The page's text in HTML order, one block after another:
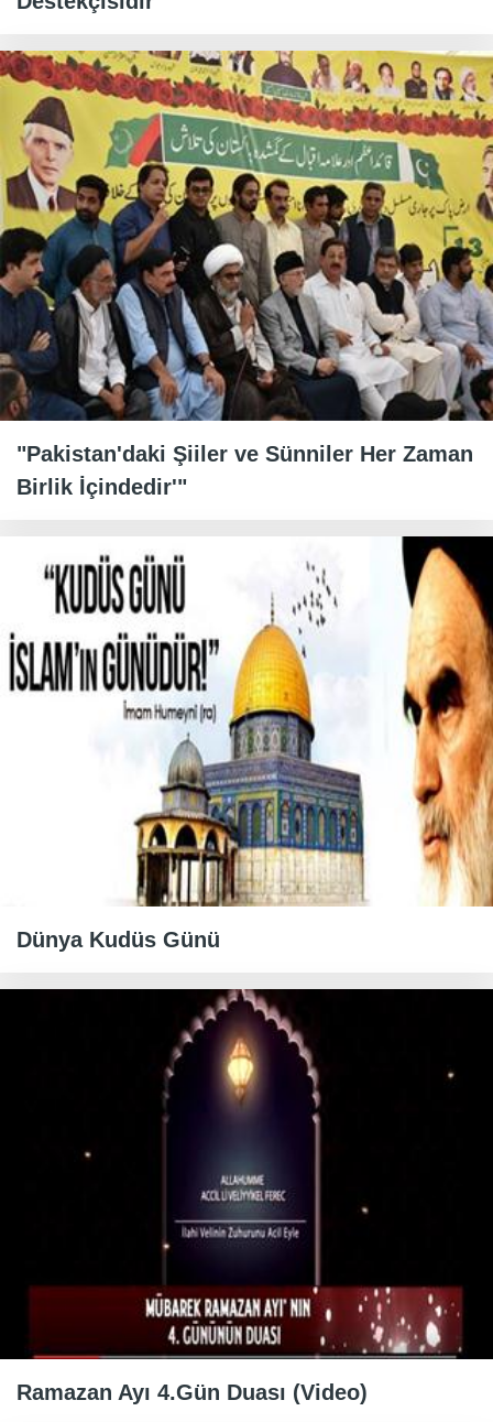
"Pakistan'daki Şiiler ve Sünniler Her Zaman
Birlik İçindedir'"
Dünya Kudüs Günü
Ramazan Ayı 4.Gün Duası (Video)